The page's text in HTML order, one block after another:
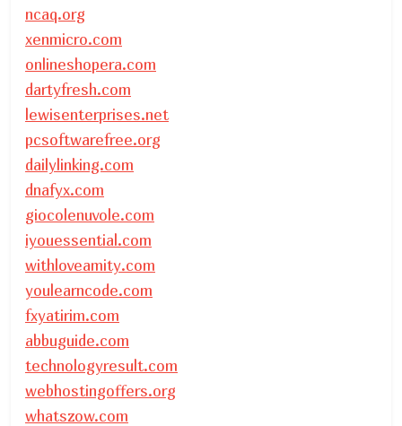
ncaq.org
xenmicro.com
onlineshopera.com
dartyfresh.com
lewisenterprises.net
pcsoftwarefree.org
dailylinking.com
dnafyx.com
giocolenuvole.com
iyouessential.com
withloveamity.com
youlearncode.com
fxyatirim.com
abbuguide.com
technologyresult.com
webhostingoffers.org
whatszow.com